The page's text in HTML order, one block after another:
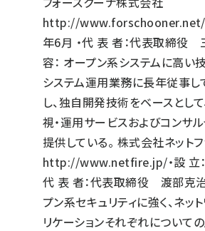
http://www.forschooner.net/
年6月 ・代 表 者：代表取締役
容： オープン系システムに高い
システム運用業務に長年従事し
し、独自開発技術をベースとし
視・運用サービスおよびコンサ
提供している。 株式会社ネット
http://www.netfire.jp/・設
代 表 者：代表取締役 渡部克治
プン系セキュリティに強く、ネッ
リケーションそれぞれについて